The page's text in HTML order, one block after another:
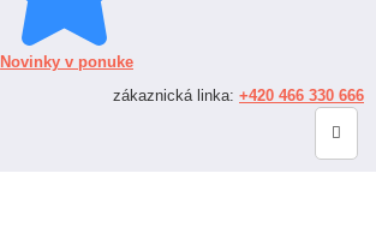
Novinky v ponuke
zákaznická linka: +420 466 330 666